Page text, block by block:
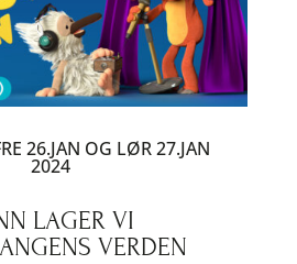
26.JAN OG LØR 27.JAN
2024
LAGER VI
VERDEN